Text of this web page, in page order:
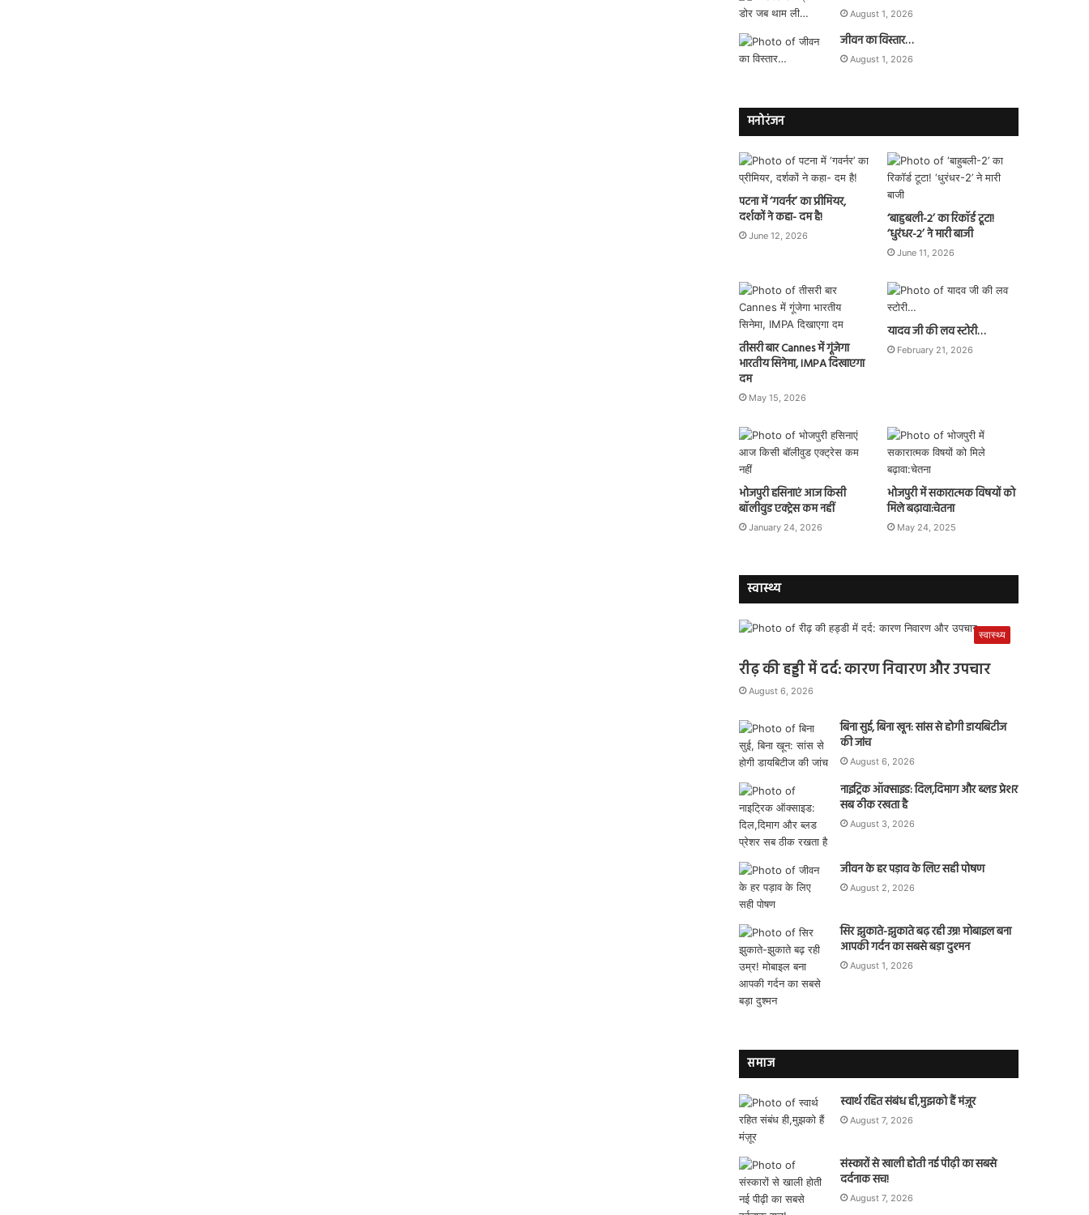
August 1, 2026
जीवन का विस्तार…
August 1, 2026
मनोरंजन
पटना में ‘गवर्नर’ का प्रीमियर,
दर्शकों ने कहा- दम है!
June 12, 2026
‘बाहुबली-2’ का रिकॉर्ड टूटा!
‘धुरंधर-2’ ने मारी बाजी
June 11, 2026
तीसरी बार Cannes में गूंजेगा
भारतीय सिनेमा, IMPA दिखाएगा
दम
May 15, 2026
यादव जी की लव स्टोरी…
February 21, 2026
भोजपुरी हसिनाएं आज किसी
बॉलीवुड एक्ट्रेस कम नहीं
January 24, 2026
भोजपुरी में सकारात्मक विषयों को
मिले बढ़ावा:चेतना
May 24, 2025
स्वास्थ्य
स्वास्थ्य
रीढ़ की हड्डी में दर्द: कारण निवारण और उपचार
August 6, 2026
बिना सुई, बिना खून: सांस से होगी डायबिटीज
की जांच
August 6, 2026
नाइट्रिक ऑक्साइड: दिल,दिमाग और ब्लड प्रेशर
सब ठीक रखता है
August 3, 2026
जीवन के हर पड़ाव के लिए सही पोषण
August 2, 2026
सिर झुकाते-झुकाते बढ़ रही उम्र! मोबाइल बना
आपकी गर्दन का सबसे बड़ा दुश्मन
August 1, 2026
समाज
स्वार्थ रहित संबंध ही,मुझको हैं मंज़ूर
August 7, 2026
संस्कारों से खाली होती नई पीढ़ी का सबसे
दर्दनाक सच!
August 7, 2026